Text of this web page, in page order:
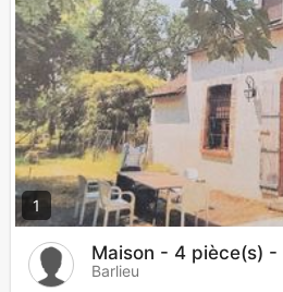
1
Maison - 4 pièce(s) -
Barlieu